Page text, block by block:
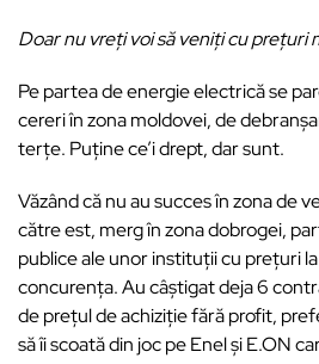
Doar nu vreți voi să veniți cu prețuri
Pe partea de energie electrică se
cereri în zona moldovei, de
terțe. Puține ce’i drept, dar sunt.
Văzând că nu au succes în zona de
către est, merg în zona dobrogei,
publice ale unor instituții cu prețuri
concurența. Au câștigat deja 6
de prețul de achiziție fără profit,
să îi scoată din joc pe Enel și E.ON